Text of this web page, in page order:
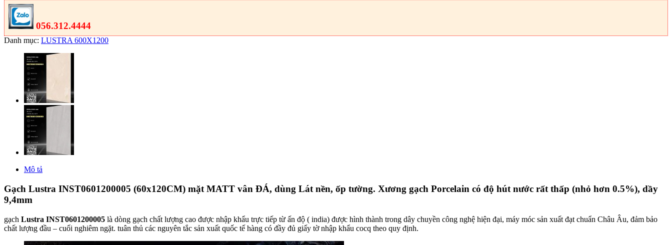
056.312.4444
Danh mục: LUSTRA 600X1200
Mô tả
Gạch Lustra INST0601200005 (60x120CM) mặt MATT vân ĐÁ, dùng Lát nền, ốp tường. Xương gạch Porcelain có độ hút nước rất thấp (nhỏ hơn 0.5%), dầy
9,4mm
gạch Lustra INST0601200005 là dòng gạch chất lượng cao được nhập khẩu trực tiếp từ ấn độ ( india) được hình thành trong dây chuyền công nghệ hiện đại, máy móc sản xuất đạt chuẩn Châu Âu, đảm bảo
chất lượng đầu – cuối nghiêm ngặt. tuân thủ các nguyên tắc sản xuất quốc tế hàng có đầy đủ giấy tờ nhập khẩu cocq theo quy định.